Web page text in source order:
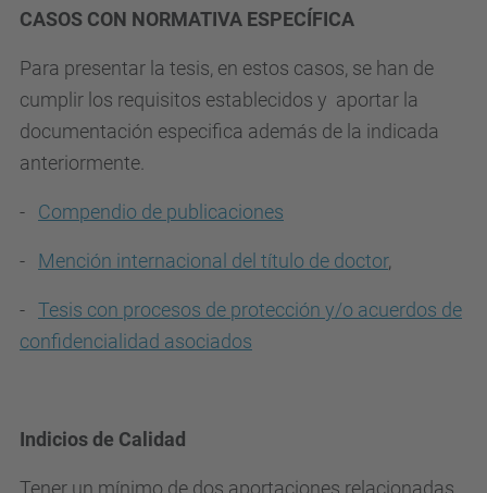
CASOS CON NORMATIVA ESPECÍFICA
Para presentar la tesis, en estos casos, se han de
cumplir los requisitos establecidos y aportar la
documentación especifica además de la indicada
anteriormente.
- Compendio de publicaciones
- Mención internacional del título de doctor,
- Tesis con procesos de protección y/o acuerdos de
confidencialidad asociados
Indicios de Calidad
Tener un mínimo de dos aportaciones relacionadas